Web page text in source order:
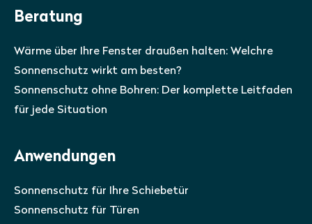
Beratung
Wärme über Ihre Fenster draußen halten: Welchre
Sonnenschutz wirkt am besten?
Sonnenschutz ohne Bohren: Der komplette Leitfaden
für jede Situation
Anwendungen
Sonnenschutz für Ihre Schiebetür
Sonnenschutz für Türen